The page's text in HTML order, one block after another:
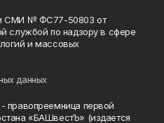
СМИ № ФС77-50803 от
службой по надзору в сфере
и массовых
данных
правопреемница первой
«БАШвестЪ» (издается